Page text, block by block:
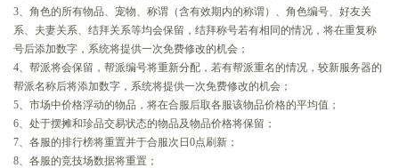
3、角色的所有物品、宠物、称谓（含有效期内的称谓）、角色编号、好友关
系、夫妻关系、结拜关系等均会保留，结拜称号若有相同的情况，将在重复称
号后添加数字，系统将提供一次免费修改的机会；
4、帮派将会保留，帮派编号将重新分配，若有帮派重名的情况，较新服务器的
帮派名称后将添加数字，系统将提供一次免费修改的机会；
5、市场中价格浮动的物品，将在合服后取各服该物品价格的平均值；
6、处于摆摊和珍品交易状态的物品及物品价格将保留；
7、各服的排行榜将重置并于合服次日0点刷新；
8、各服的竞技场数据将重置；